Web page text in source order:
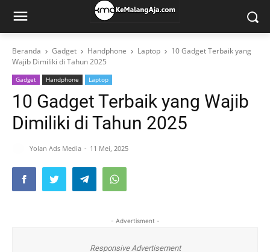
Beranda Gadget Handphone Laptop
10 Gadget Terbaik yang
Wajib Dimiliki di Tahun 2025
Gadget Handphone Laptop
10 Gadget Terbaik yang Wajib
Dimiliki di Tahun 2025
Yolan Ads Media 11 Mei, 2025
- Advertisment -
Responsive Advertisement